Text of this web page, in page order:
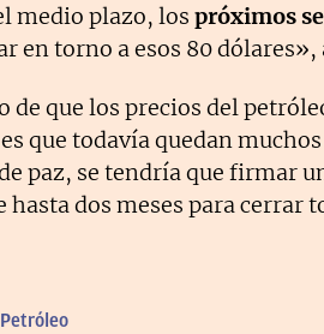
medio plazo, los próximos
en torno a esos 80
de que los precios del
que todavía quedan
paz, se tendría que firmar
hasta dos meses para cerrar
Petróleo